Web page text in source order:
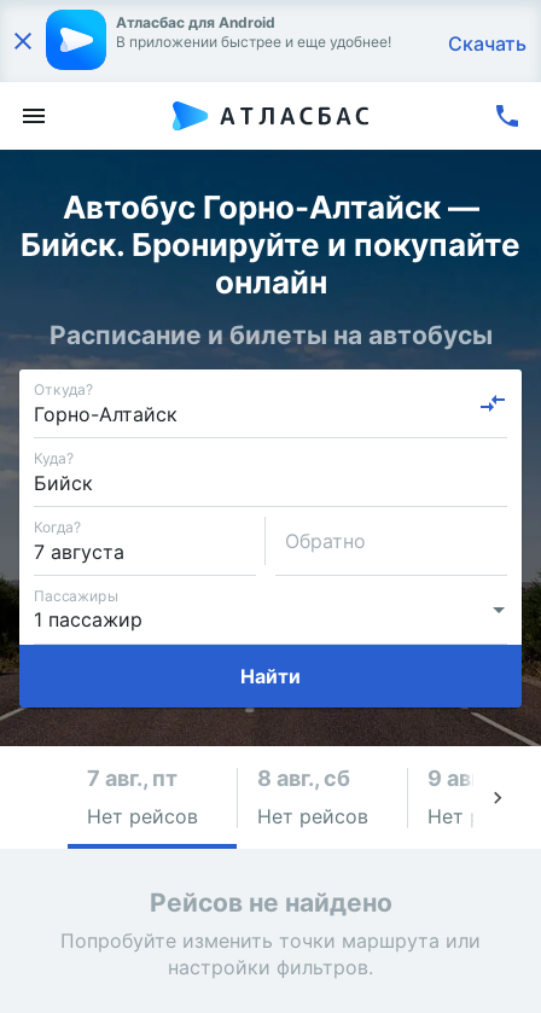
Атласбас для Android
В приложении быстрее и еще удобнее!
Скачать
Автобус Горно-Алтайск —
Бийск. Бронируйте и покупайте
онлайн
Расписание и билеты на автобусы
Откуда?
Куда?
Когда?
Обратно
Пассажиры
Найти
7 авг., пт
Нет рейсов
8 авг., сб
Нет рейсов
9 авг., вс
Нет рейсов
Рейсов не найдено
Попробуйте изменить точки маршрута или
настройки фильтров.